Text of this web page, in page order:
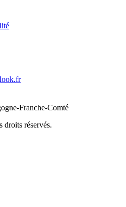
Franche-Comté
réservés.